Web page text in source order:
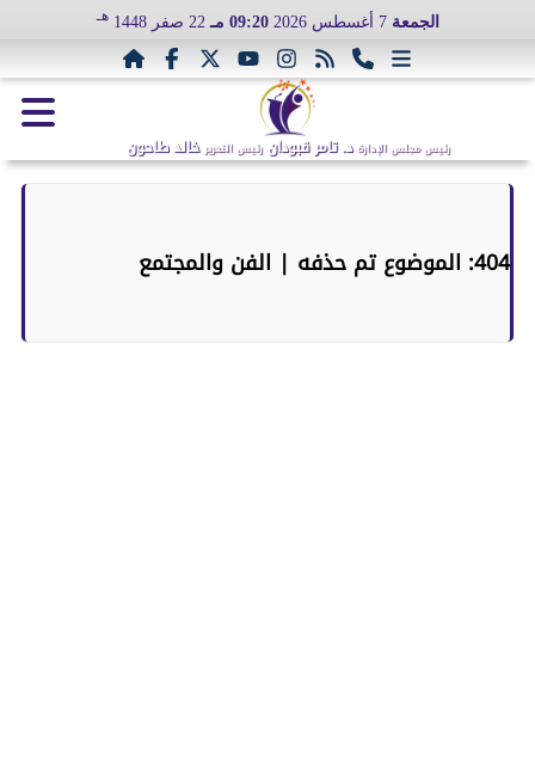
الجمعة 7 أغسطس 2026 09:20 مـ 22 صفر 1448 هـ
رئيس مجلس الإدارة د. تامر قبودان رئيس التحرير خالد طاحون
404: الموضوع تم حذفه | الفن والمجتمع